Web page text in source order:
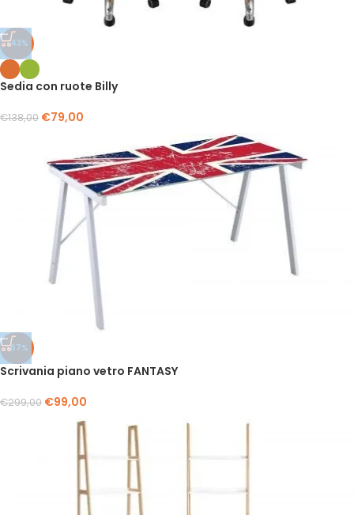
-43%
Sedia con ruote Billy
€138,00 €79,00
-67%
Scrivania piano vetro FANTASY
€299,00 €99,00